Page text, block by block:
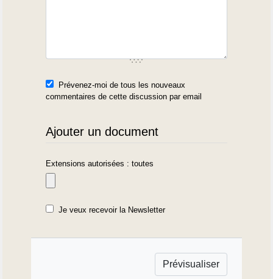
Prévenez-moi de tous les nouveaux
commentaires de cette discussion par email
Ajouter un document
Extensions autorisées : toutes
Je veux recevoir la Newsletter